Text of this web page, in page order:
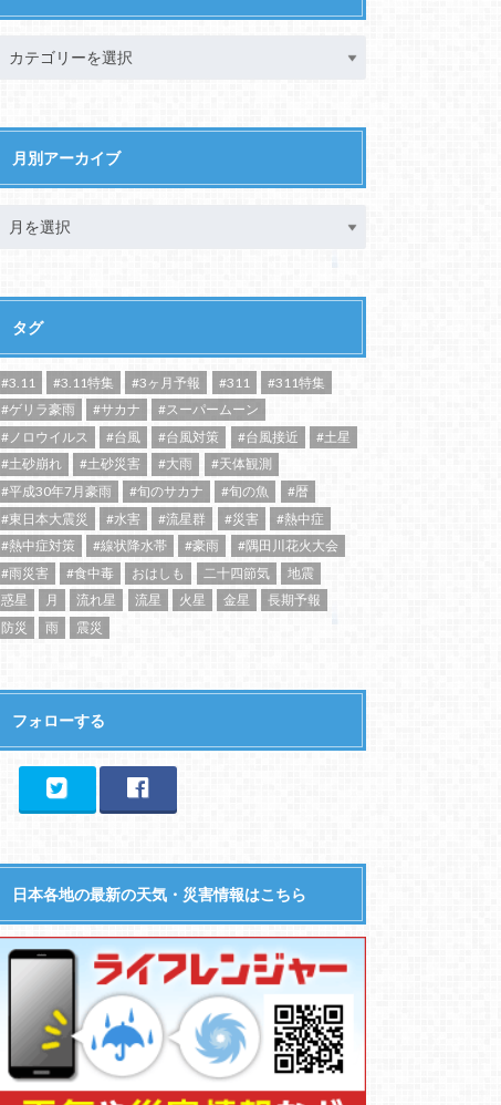
月別アーカイブ
タグ
#3.11 #3.11特集 #3ヶ月予報 #311
#311特集
#ゲリラ豪雨
#サカナ
#スーパームーン
#ノロウイルス
#台風 #台風対策 #台風接近
#土星
#土砂崩れ
#土砂災害 #大雨
#天体観測
#平成30年7月豪雨
#旬のサカナ #旬の魚
#暦
#東日本大震災
#水害 #流星群 #災害
#熱中症
#熱中症対策
#線状降水帯 #豪雨
#隅田川花火大会
#雨災害
#食中毒 おはしも 二十四節気
地震
惑星
月 流れ星 流星 火星 金星
長期予報
防災
雨 震災
フォローする
日本各地の最新の天気・災害情報はこちら